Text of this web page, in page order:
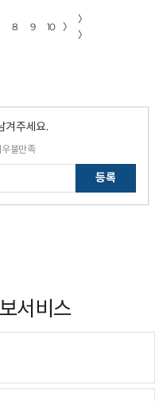
8 9 10 〉
〉
〉
겨주세요.
우불만족
등록
서비스